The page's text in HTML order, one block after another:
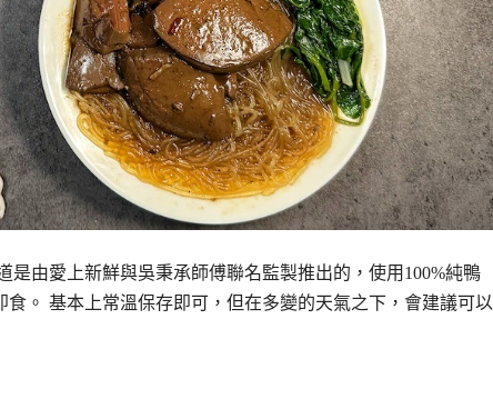
是由愛上新鮮與吳秉承師傅聯名監製推出的，使用100%純鴨
。 基本上常溫保存即可，但在多變的天氣之下，會建議可以